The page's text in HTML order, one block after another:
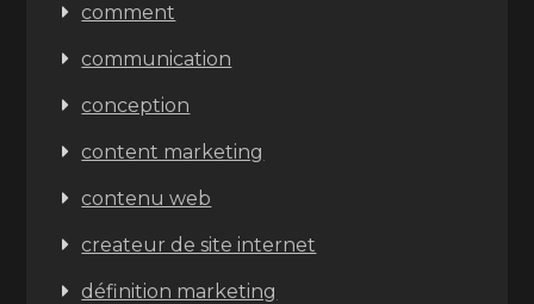
comment
communication
conception
content marketing
contenu web
createur de site internet
définition marketing